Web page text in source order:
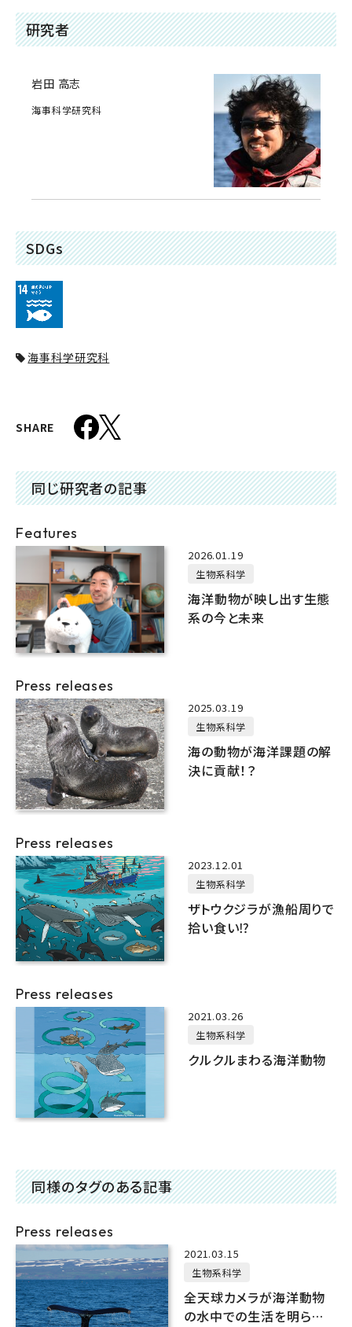
研究者
岩田 高志
海事科学研究科
SDGs
海事科学研究科
SHARE
同じ研究者の記事
Features
2026.01.19
生物系科学
海洋動物が映し出す生態
系の今と未来
Press releases
2025.03.19
生物系科学
海の動物が海洋課題の解
決に貢献！？
Press releases
2023.12.01
生物系科学
ザトウクジラが漁船周りで
拾い食い⁉
Press releases
2021.03.26
生物系科学
クルクルまわる海洋動物
同様のタグのある記事
Press releases
2021.03.15
生物系科学
全天球カメラが海洋動物
の水中での生活を明らか